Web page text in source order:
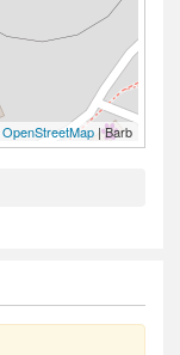
OpenStreetMap | Barb